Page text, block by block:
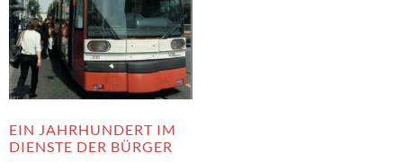
EIN JAHRHUNDERT IM
DIENSTE DER BÜRGER